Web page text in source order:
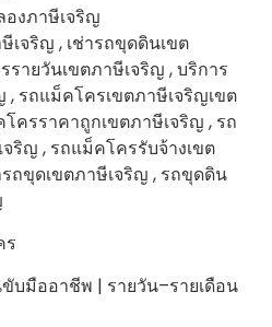
งภาษีเจริญ
เจริญ , เช่ารถขุดดินเขต
ายวันเขตภาษีเจริญ , บริการ
, รถแม็คโครเขตภาษีเจริญเขต
ครราคาถูกเขตภาษีเจริญ , รถ
จริญ , รถแม็คโครรับจ้างเขต
ถขุดเขตภาษีเจริญ , รถขุดดิน
ร
บมืออาชีพ | รายวัน–รายเดือน